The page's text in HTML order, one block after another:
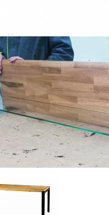
квадратные из массива
круглые из массива
овальные из массива
прямоугольные из массива
и столы барные
посуды
1-но створчатый для посуды
2-х створчатый для посуды
3-х створчатый для посуды
4-х створчатый для посуды
угловой для посуды